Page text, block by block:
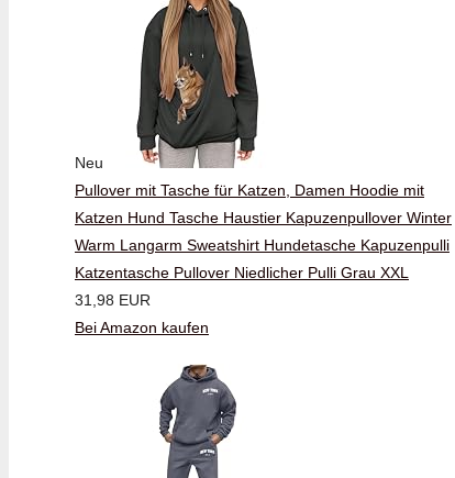
Neu
Pullover mit Tasche für Katzen, Damen Hoodie mit
Katzen Hund Tasche Haustier Kapuzenpullover Winter
Warm Langarm Sweatshirt Hundetasche Kapuzenpulli
Katzentasche Pullover Niedlicher Pulli Grau XXL
31,98 EUR
Bei Amazon kaufen